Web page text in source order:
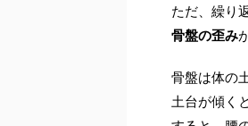
ただ、繰り
骨盤の歪み
骨盤は体の
土台が傾く